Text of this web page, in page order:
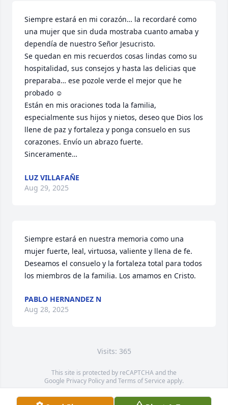
Siempre estará en mi corazón… la recordaré como
una mujer que sin duda mostraba cuanto amaba y
dependía de nuestro Señor Jesucristo.
Se quedan en mis recuerdos cosas lindas como su
hospitalidad, sus consejos y hasta las delicias que
preparaba… ese pozole verde el mejor que he
probado ☺️
Están en mis oraciones toda la familia,
especialmente sus hijos y nietos, deseo que Dios los
llene de paz y fortaleza y ponga consuelo en sus
corazones. Envío un abrazo fuerte.
Sinceramente…
LUZ VILLAFAÑE
Aug 29, 2025
Siempre estará en nuestra memoria como una
mujer fuerte, leal, virtuosa, valiente y llena de fe.
Deseamos el consuelo y la fortaleza total para todos
los miembros de la familia. Los amamos en Cristo.
PABLO HERNANDEZ N
Aug 28, 2025
Visits: 365
This site is protected by reCAPTCHA and the
Google Privacy PolicyandTerms of Service apply.
Service map data ©OpenStreetMapcontributors